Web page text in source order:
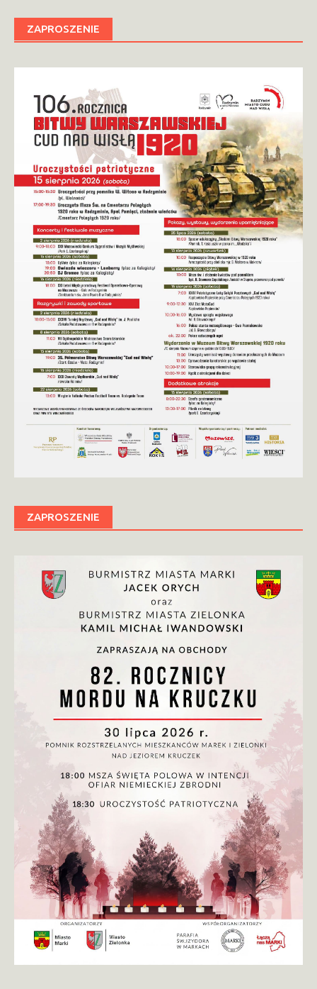
ZAPROSZENIE
ZAPROSZENIE